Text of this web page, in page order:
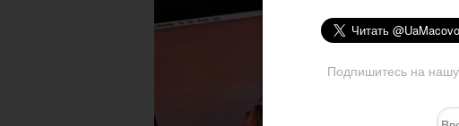
Подпишитесь на нашу